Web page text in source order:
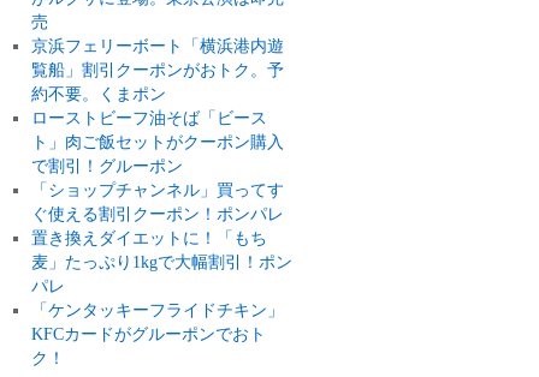
売
京浜フェリーボート「横浜港内遊
覧船」割引クーポンがおトク。予
約不要。くまポン
ローストビーフ油そば「ビース
ト」肉ご飯セットがクーポン購入
で割引！グルーポン
「ショップチャンネル」買ってす
ぐ使える割引クーポン！ポンパレ
置き換えダイエットに！「もち
麦」たっぷり1kgで大幅割引！ポン
パレ
「ケンタッキーフライドチキン」
KFCカードがグルーポンでおト
ク！